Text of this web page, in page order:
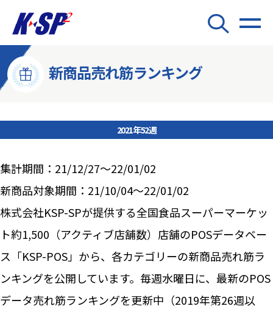
新商品売れ筋ランキング
2021年52週
集計期間：21/12/27～22/01/02
新商品対象期間：21/10/04～22/01/02
株式会社KSP-SPが提供する全国食品スーパーマーケッ
ト約1,500（アクティブ店舗数）店舗のPOSデータベー
ス「KSP-POS」から、各カテゴリーの新商品売れ筋ラ
ンキングを公開しています。毎週水曜日に、最新のPOS
データ売れ筋ランキングを更新中（2019年第26週以